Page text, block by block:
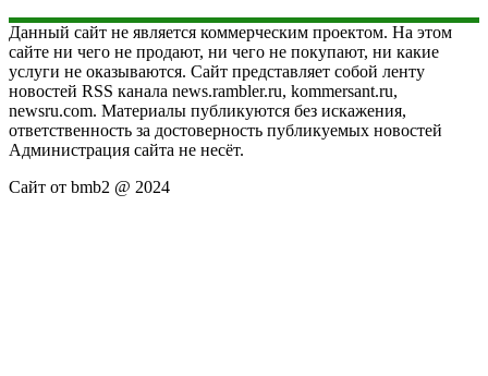
Данный сайт не является коммерческим проектом. На этом
сайте ни чего не продают, ни чего не покупают, ни какие
услуги не оказываются. Сайт представляет собой ленту
новостей RSS канала news.rambler.ru, kommersant.ru,
newsru.com. Материалы публикуются без искажения,
ответственность за достоверность публикуемых новостей
Администрация сайта не несёт.
Сайт от bmb2 @ 2024